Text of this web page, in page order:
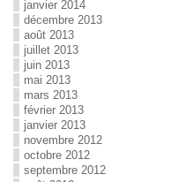
janvier 2014
décembre 2013
août 2013
juillet 2013
juin 2013
mai 2013
mars 2013
février 2013
janvier 2013
novembre 2012
octobre 2012
septembre 2012